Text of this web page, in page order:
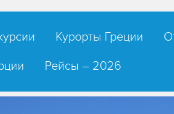
Курорты Греции
Рейсы – 2026